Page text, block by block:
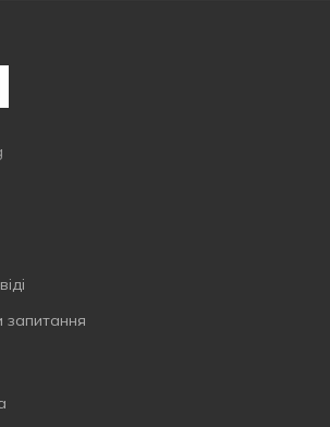
запитання